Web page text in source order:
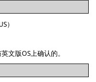
）
文版OS上确认的。